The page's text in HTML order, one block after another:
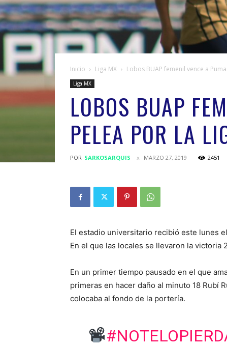
Inicio Liga MX Lobos BUAP femenil vence a
Liga MX
LOBOS BUAP
PELEA POR LA
POR SARKOSARQUIS MARZO 27, 2019 2451
El estadio universitario recibió este lunes
En el que las locales se llevaron la victoria
En un primer tiempo pausado en el que
primeras en hacer daño al minuto 18 Rubí
colocaba al fondo de la portería.